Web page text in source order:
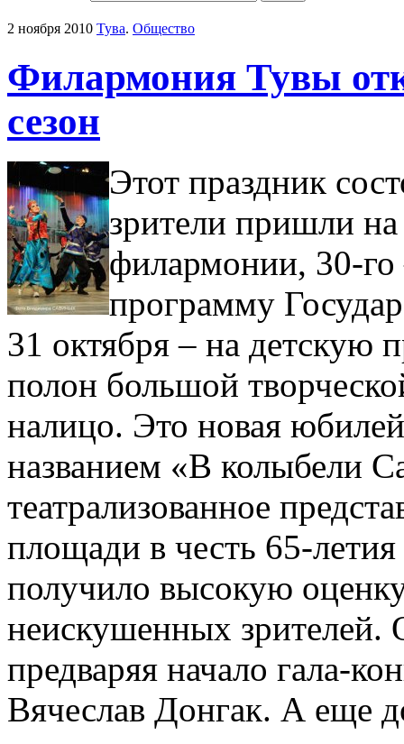
2 ноября 2010 Тува. Общество
Филармония Тувы
сезон
Этот праздник
зрители пришли на
филармонии, 30-
программу
31 октября – на детскую
полон большой
налицо. Это новая
названием «В колыбели
театрализованное
площади в честь 65-
получило высокую
неискушенных зрителей.
предваряя начало гала-
Вячеслав Донгак. А еще